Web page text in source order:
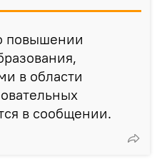
повышении
в области
в сообщении.